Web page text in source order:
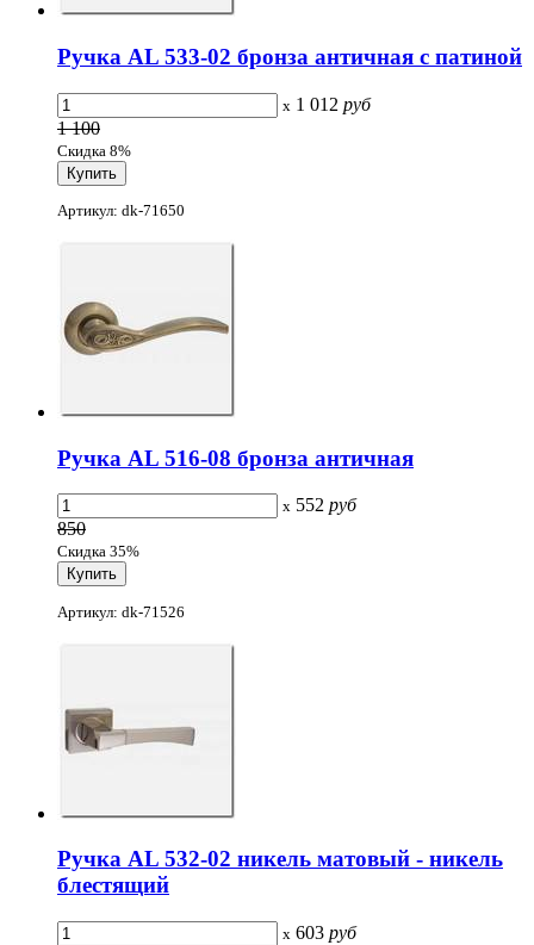
Ручка AL 533-02 бронза античная с патиной
x 1 012 руб
1 100
Скидка 8%
Артикул: dk-71650
Ручка AL 516-08 бронза античная
x 552 руб
850
Скидка 35%
Артикул: dk-71526
Ручка AL 532-02 никель матовый - никель
блестящий
x 603 руб